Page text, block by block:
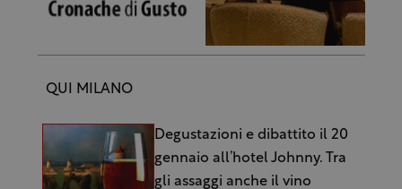
QUI MILANO
Degustazioni e dibattito il 20
gennaio all’hotel Johnny. Tra
gli assaggi anche il vino